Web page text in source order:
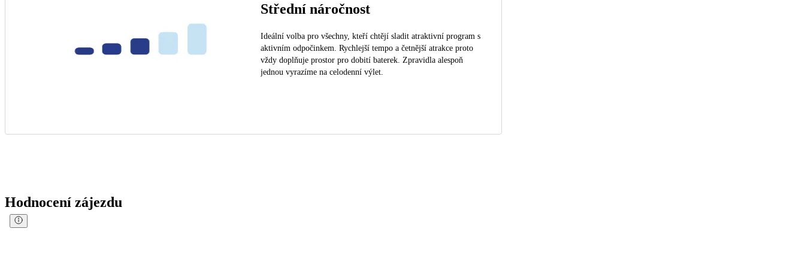
Střední náročnost
Ideální volba pro všechny, kteří chtějí sladit atraktivní program s
aktivním odpočinkem. Rychlejší tempo a četnější atrakce proto
vždy doplňuje prostor pro dobití baterek. Zpravidla alespoň
jednou vyrazíme na celodenní výlet.
Hodnocení zájezdu